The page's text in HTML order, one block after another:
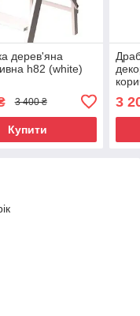
дерев'яна
h82 (white)
3 400 ₴
Купити
3